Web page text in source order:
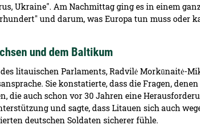
Ukraine". Am Nachmittag ging es in einem
und darum, was Europa tun muss oder
und dem Baltikum
litauischen Parlaments, Radvilė Morkūnaitė-
Sie konstatierte, dass die Fragen,
die auch schon vor 30 Jahren eine
und sagte, dass Litauen sich auch
deutschen Soldaten sicherer fühle.